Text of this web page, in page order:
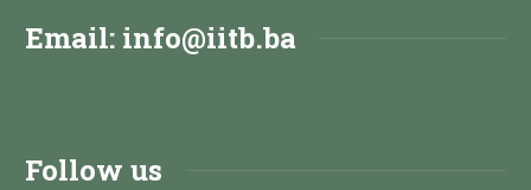
Email: info@iitb.ba
Follow us